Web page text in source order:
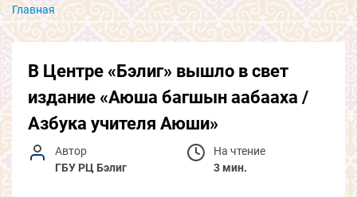
Главная
В Центре «Бэлиг» вышло в свет
издание «Аюша багшын аабааха /
Азбука учителя Аюши»
Автор
ГБУ РЦ Бэлиг
На чтение
3 мин.